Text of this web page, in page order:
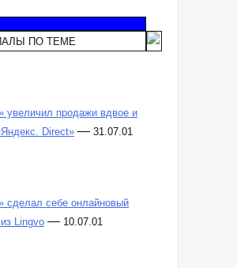
ПО ТЕМЕ
увеличил продажи вдвое и
Direct» — 31.07.01
сделал себе онлайновый
Lingvo — 10.07.01